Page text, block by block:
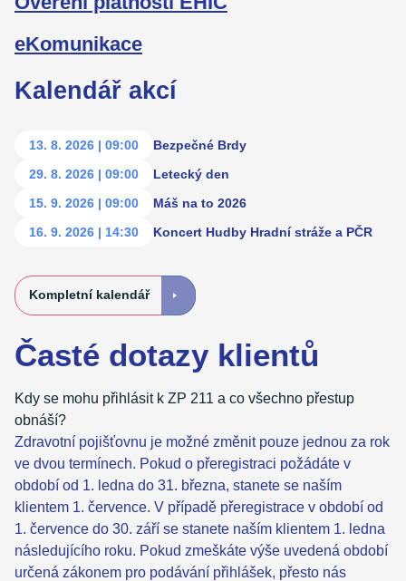
eKomunikace
Kalendář akcí
13. 8. 2026 | 09:00
Bezpečné Brdy
29. 8. 2026 | 09:00
Letecký den
15. 9. 2026 | 09:00
Máš na to 2026
16. 9. 2026 | 14:30 Koncert Hudby Hradní stráže a PČR
Kompletní kalendář
Časté dotazy klientů
Kdy se mohu přihlásit k ZP 211 a co všechno přestup
obnáší?
Zdravotní pojišťovnu je možné změnit pouze jednou za rok
ve dvou termínech. Pokud o přeregistraci požádáte v
období od 1. ledna do 31. března, stanete se naším
klientem 1. července. V případě přeregistrace v období od
1. července do 30. září se stanete naším klientem 1. ledna
následujícího roku. Pokud zmeškáte výše uvedená období
určená zákonem pro podávání přihlášek, přesto nás